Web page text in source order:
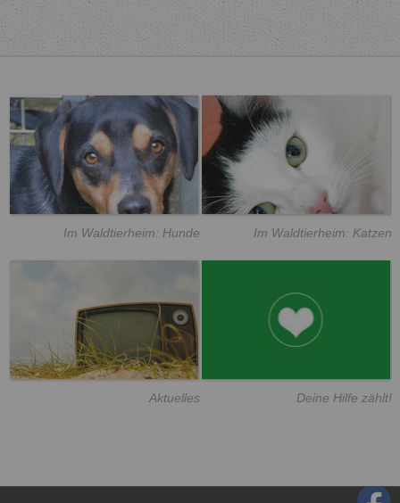
Im Waldtierheim: Hunde Im Waldtierheim: Katzen
Aktuelles Deine Hilfe zählt!